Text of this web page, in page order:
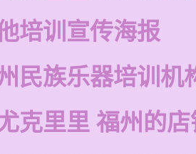
培训宣传海报
民族乐器培训机
克里里 福州的